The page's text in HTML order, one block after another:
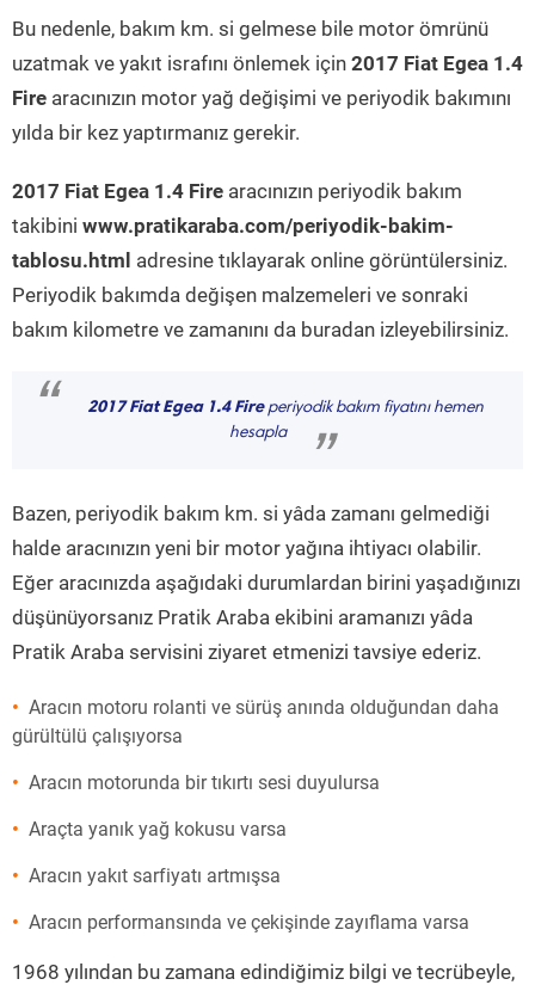
Bu nedenle, bakım km. si gelmese bile motor ömrünü
uzatmak ve yakıt israfını önlemek için 2017 Fiat Egea 1.4
Fire aracınızın motor yağ değişimi ve periyodik bakımını
yılda bir kez yaptırmanız gerekir.
2017 Fiat Egea 1.4 Fire aracınızın periyodik bakım
takibini www.pratikaraba.com/periyodik-bakim-
tablosu.html adresine tıklayarak online görüntülersiniz.
Periyodik bakımda değişen malzemeleri ve sonraki
bakım kilometre ve zamanını da buradan izleyebilirsiniz.
“ 2017 Fiat Egea 1.4 Fireperiyodik bakım fiyatını hemen
hesapla
”
Bazen, periyodik bakım km. si yâda zamanı gelmediği
halde aracınızın yeni bir motor yağına ihtiyacı olabilir.
Eğer aracınızda aşağıdaki durumlardan birini yaşadığınızı
düşünüyorsanız Pratik Araba ekibini aramanızı yâda
Pratik Araba servisini ziyaret etmenizi tavsiye ederiz.
Aracın motoru rolanti ve sürüş anında olduğundan daha
gürültülü çalışıyorsa
Aracın motorunda bir tıkırtı sesi duyulursa
Araçta yanık yağ kokusu varsa
Aracın yakıt sarfiyatı artmışsa
Aracın performansında ve çekişinde zayıflama varsa
1968 yılından bu zamana edindiğimiz bilgi ve tecrübeyle,